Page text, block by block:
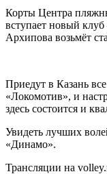
Корты Центра
вступает новый
Архипова возьмёт
Приедут в Казань
«Локомотив», и
здесь состоится и
Увидеть лучших
«Динамо».
Трансляции на